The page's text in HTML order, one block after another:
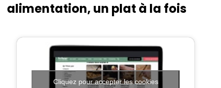
alimentation, un plat à la fois
Cliquez pour accepter les cookies